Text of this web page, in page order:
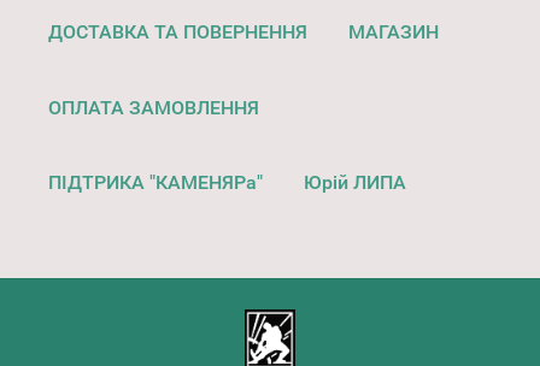
ДОСТАВКА ТА ПОВЕРНЕННЯ МАГАЗИН
ОПЛАТА ЗАМОВЛЕННЯ
ПІДТРИКА "КАМЕНЯРа" Юрій ЛИПА